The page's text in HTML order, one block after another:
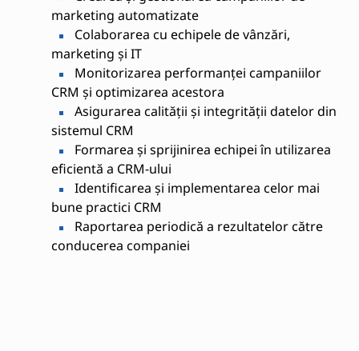
marketing automatizate
Colaborarea cu echipele de vânzări,
marketing și IT
Monitorizarea performanței campaniilor
CRM și optimizarea acestora
Asigurarea calității și integrității datelor din
sistemul CRM
Formarea și sprijinirea echipei în utilizarea
eficientă a CRM-ului
Identificarea și implementarea celor mai
bune practici CRM
Raportarea periodică a rezultatelor către
conducerea companiei